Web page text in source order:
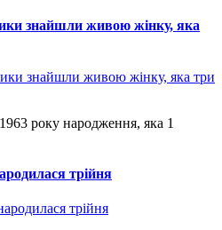
знайшли живою жінку, яка
року народження, яка 1
трійня